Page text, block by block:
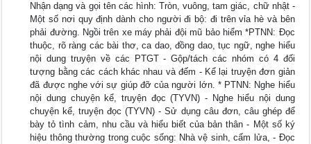
Nhận dạng và gọi tên các hình: Tròn, vuông, tam giác, chữ nhật -
Một số nơi quy định dành cho người đi bộ: đi trên vỉa hè và bên
phải đường. Ngồi trên xe máy phải đội mũ bảo hiểm *PTNN: Đọc
thuộc, rõ ràng các bài thơ, ca dao, đồng dao, tục ngữ, nghe hiểu
nội dung truyện về các PTGT - Gộp/tách các nhóm có 4 đối
tượng bằng các cách khác nhau và đếm - Kể lại truyện đơn giản
đã được nghe với sự giúp đỡ của người lớn. * PTNN: Nghe hiểu
nội dung chuyện kể, truyện đọc (TYVN) - Nghe hiểu nội dung
chuyện kể, truyện đọc (TYVN) - Sử dụng câu đơn, câu ghép để
bày tỏ tình cảm, nhu cầu và hiểu biết của bản thân - Một số ký
hiệu thông thường trong cuộc sống: Nhà vệ sinh, cấm lửa, - Đọc